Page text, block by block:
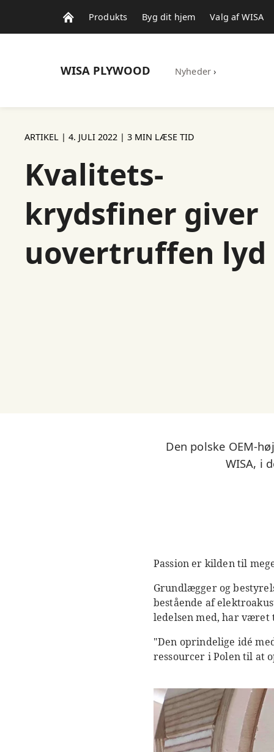
Produkts Byg dit hjem Valg af WISA
WISA PLYWOOD Nyheder ›
ARTIKEL | 4. JULI 2022 | 3 MIN LÆSE TID
Kvalitets-
krydsfiner giver
uovertruffen lyd
Den polske OEM-
WISA, i
Passion er kilden til
Grundlægger og
bestående af
ledelsen med, har
"Den oprindelige idé
ressourcer i Polen til at